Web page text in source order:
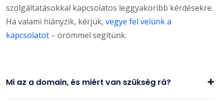
szolgáltatásokkal kapcsolatos leggyakoribb kérdésekre.
Ha valami hiányzik, kérjük, vegye fel velünk a
kapcsolatot – örömmel segítünk.
Mi az a domain, és miért van szükség rá?